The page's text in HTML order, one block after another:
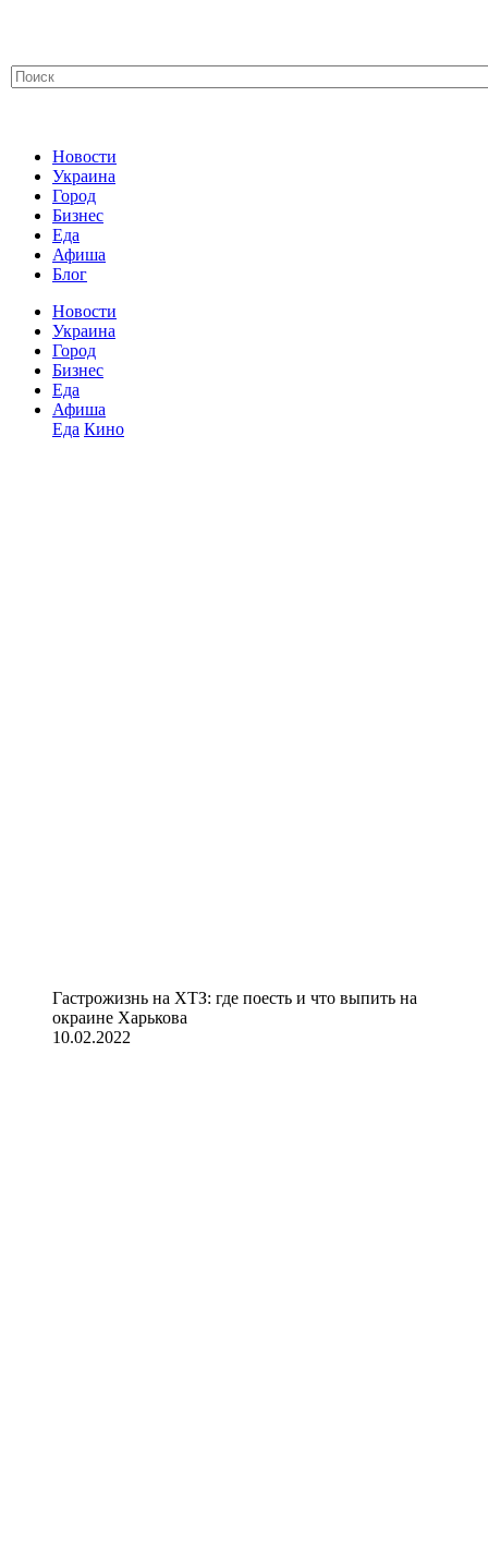
Новости
Украина
Город
Бизнес
Еда
Афиша
Блог
Новости
Украина
Город
Бизнес
Еда
Афиша
Еда Кино
Гастрожизнь на ХТЗ: где поесть и что выпить на
окраине Харькова
10.02.2022